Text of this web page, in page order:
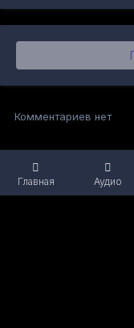
Главная Аудио
Комментариев нет